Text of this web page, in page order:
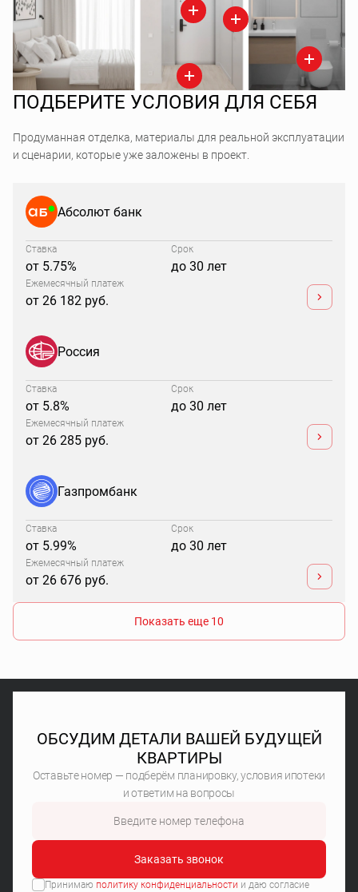
ПОДБЕРИТЕ УСЛОВИЯ ДЛЯ СЕБЯ
Продуманная отделка, материалы для реальной эксплуатации
и сценарии, которые уже заложены в проект.
Абсолют банк
Ставка
от 5.75%
Срок
до 30 лет
Ежемесячный платеж
от 26 182 руб.
Россия
Ставка
от 5.8%
Срок
до 30 лет
Ежемесячный платеж
от 26 285 руб.
Газпромбанк
Ставка
от 5.99%
Срок
до 30 лет
Ежемесячный платеж
от 26 676 руб.
Показать еще 10
ОБСУДИМ ДЕТАЛИ ВАШЕЙ БУДУЩЕЙ
КВАРТИРЫ
Оставьте номер — подберём планировку, условия ипотеки
и ответим на вопросы
Заказать звонок
Принимаю политику конфиденциальности и даю согласие